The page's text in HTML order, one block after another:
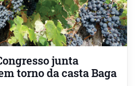
junta
torno da casta Baga